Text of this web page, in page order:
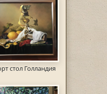
стол Голландия